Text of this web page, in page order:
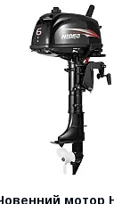
мотор